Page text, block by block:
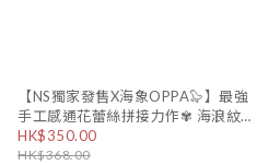
【NS獨家發售X海象OPPA🦭】最強
手工感通花蕾絲拼接力作✾ 海浪紋
立體鏤空2WAY上衣 (高貴深藍黑)
HK$350.00
HK$368.00